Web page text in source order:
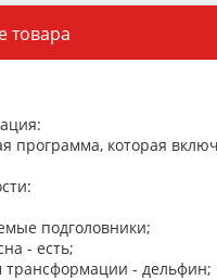
товара
программа, которая
подголовники;
- есть;
трансформации - дельфин;